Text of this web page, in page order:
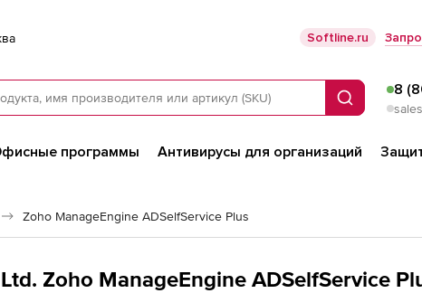
Softline.ru
Поиск
8
программы Антивирусы для организаций
Zoho ManageEngine ADSelfService Plus
Zoho ManageEngine ADSelfService